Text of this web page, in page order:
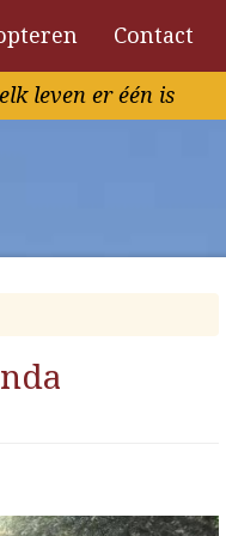
Contact
leven er één is